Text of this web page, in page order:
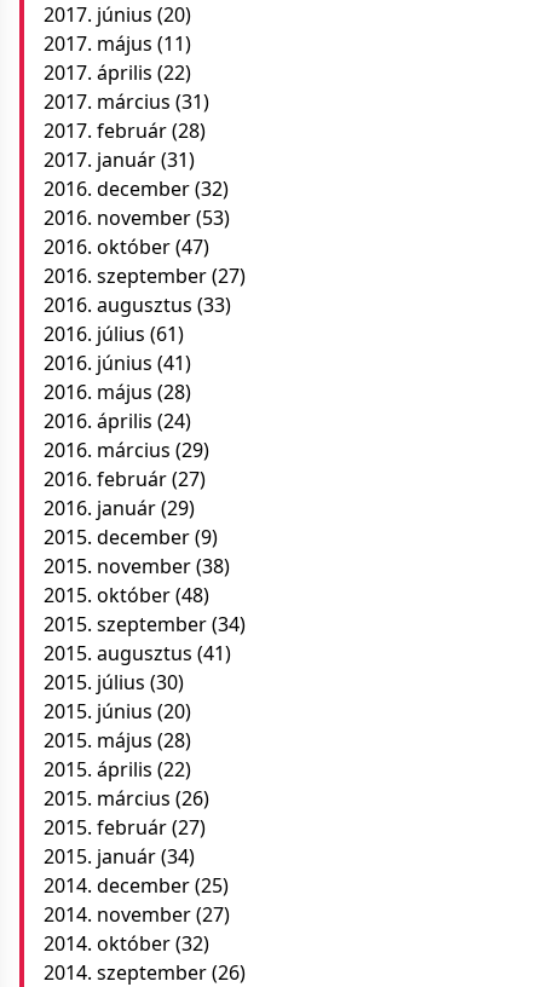
2017. június (20)
2017. május (11)
2017. április (22)
2017. március (31)
2017. február(28)
2017. január(31)
2016. december(32)
2016. november(53)
2016. október(47)
2016. szeptember(27)
2016. augusztus (33)
2016. július (61)
2016. június (41)
2016. május (28)
2016. április (24)
2016. március (29)
2016. február(27)
2016. január(29)
2015. december(9)
2015. november(38)
2015. október(48)
2015. szeptember(34)
2015. augusztus (41)
2015. július (30)
2015. június (20)
2015. május (28)
2015. április (22)
2015. március (26)
2015. február(27)
2015. január(34)
2014. december(25)
2014. november(27)
2014. október(32)
2014. szeptember(26)